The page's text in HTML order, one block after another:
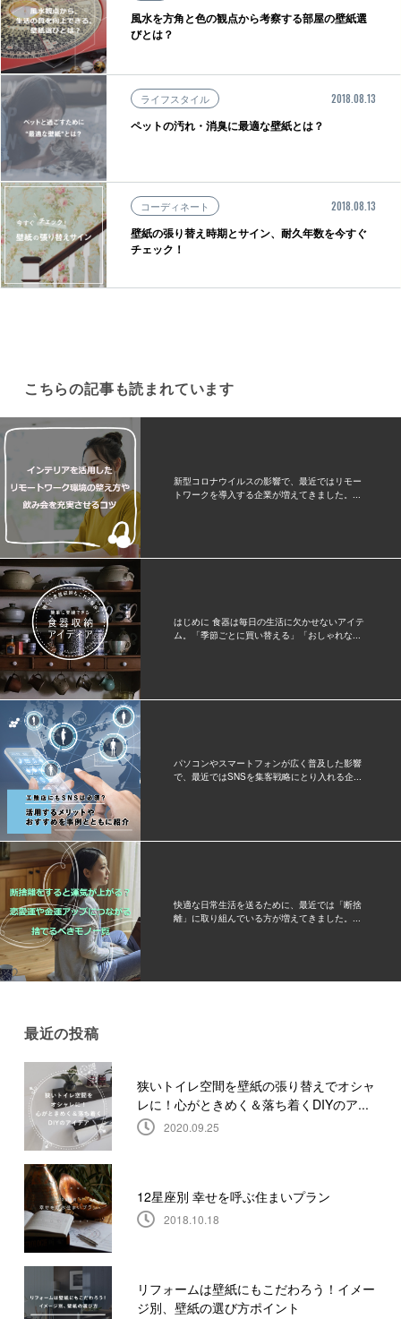
風水を方角と色の観点から考察する部屋の壁紙選
びとは？
ライフスタイル 2018.08.13
ペットの汚れ・消臭に最適な壁紙とは？
コーディネート 2018.08.13
壁紙の張り替え時期とサイン、耐久年数を今すぐ
チェック！
こちらの記事も読まれています
新型コロナウイルスの影響で、最近ではリモー
トワークを導入する企業が増えてきました。...
はじめに 食器は毎日の生活に欠かせないアイテ
ム。「季節ごとに買い替える」「おしゃれな...
パソコンやスマートフォンが広く普及した影響
で、最近ではSNSを集客戦略にとり入れる企...
快適な日常生活を送るために、最近では「断捨
離」に取り組んでいる方が増えてきました。...
最近の投稿
狭いトイレ空間を壁紙の張り替えでオシャ
レに！心がときめく＆落ち着くDIYのア...
2020.09.25
12星座別 幸せを呼ぶ住まいプラン
2018.10.18
リフォームは壁紙にもこだわろう！イメー
ジ別、壁紙の選び方ポイント